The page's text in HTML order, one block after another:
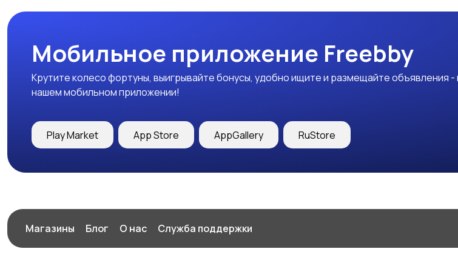
Мобильное приложение Freebby
Крутите колесо фортуны, выигрывайте бонусы, удобно ищите и размещайте объявления -
нашем мобильном приложении!
Play Market App Store AppGallery RuStore
Магазины Блог О нас Служба поддержки